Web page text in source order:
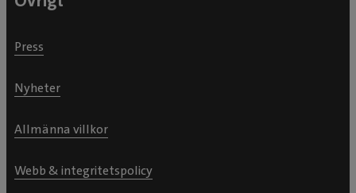
Press
Nyheter
Allmänna villkor
Webb & integritetspolicy